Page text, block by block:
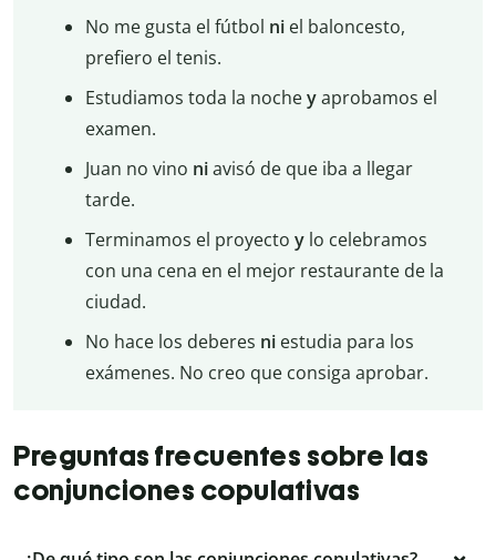
No me gusta el fútbol niel baloncesto,
prefiero el tenis.
Estudiamos toda la nocheyaprobamos el
examen.
Juan no vino niavisó de que iba a llegar
tarde.
Terminamos el proyecto ylo celebramos
con una cena en el mejor restaurante de la
ciudad.
No hace los deberes niestudia para los
exámenes. No creo que consiga aprobar.
Preguntas frecuentes sobre las
conjunciones copulativas